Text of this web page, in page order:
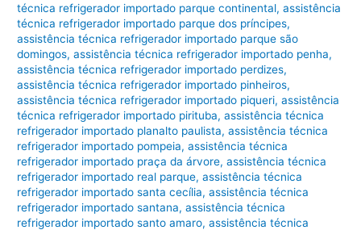
técnica refrigerador importado parque continental,assistência
técnica refrigerador importado parque dos príncipes,
assistência técnica refrigerador importado parque são
domingos,assistência técnica refrigerador importado penha,
assistência técnica refrigerador importado perdizes,
assistência técnica refrigerador importado pinheiros,
assistência técnica refrigerador importado piqueri,assistência
técnica refrigerador importado pirituba,assistência técnica
refrigerador importado planalto paulista,assistência técnica
refrigerador importado pompeia,assistência técnica
refrigerador importado praça da árvore,assistência técnica
refrigerador importado real parque,assistência técnica
refrigerador importado santa cecília,assistência técnica
refrigerador importado santana,assistência técnica
refrigerador importado santo amaro,assistência técnica